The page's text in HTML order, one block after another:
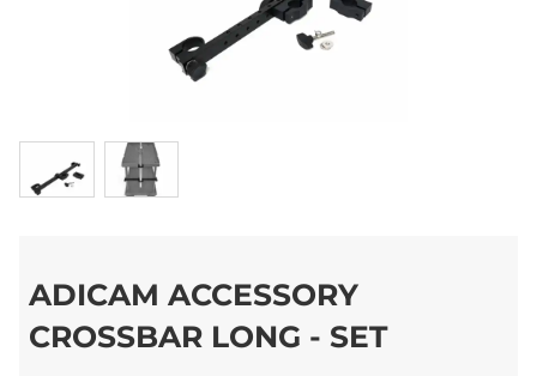
ADICAM ACCESSORY
CROSSBAR LONG - SET